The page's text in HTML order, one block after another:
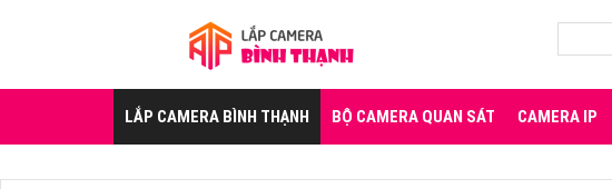
LẮP CAMERA BÌNH THẠNH BỘ CAMERA QUAN SÁT CAMERA IP